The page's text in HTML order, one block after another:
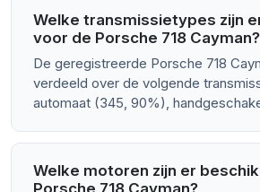
Welke transmissietypes zijn
voor de Porsche 718 Cayman?
De geregistreerde Porsche 718
verdeeld over de volgende
automaat (345, 90%),
Welke motoren zijn er